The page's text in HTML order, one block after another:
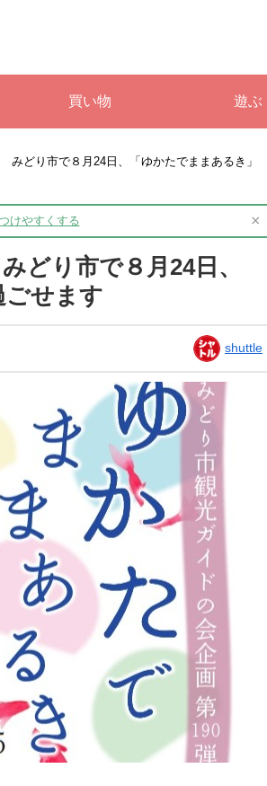
買い物 遊ぶ
みどり市で８月24日、「ゆかたでままあるき」
けやすくする ×
どり市で８月24日、
せます
shuttle